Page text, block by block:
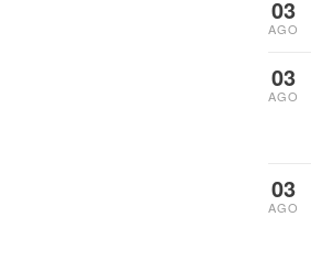
03
AGO
03
AGO
03
AGO